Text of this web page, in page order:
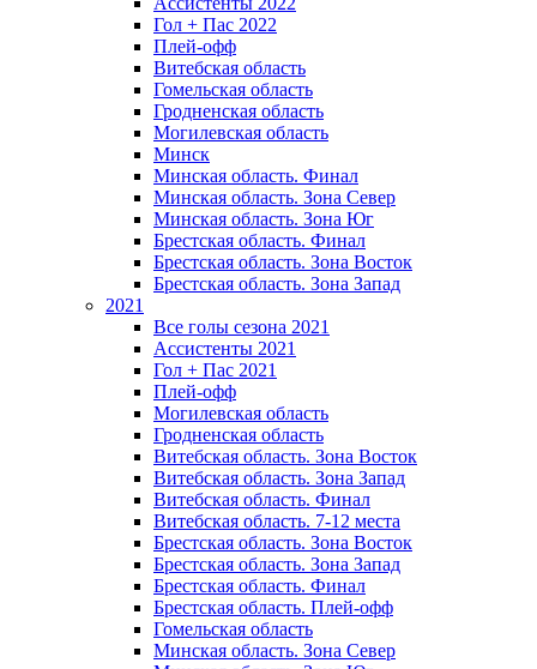
Гол + Пас 2022
Плей-офф
Витебская область
Гомельская область
Гродненская область
Могилевская область
Минск
Mинская область. Финал
Минская область. Зона Север
Минская область. Зона Юг
Брестская область. Финал
Брестская область. Зона Восток
Брестская область. Зона Запад
2021
Все голы сезона 2021
Ассистенты 2021
Гол + Пас 2021
Плей-офф
Могилевская область
Гродненская область
Витебская область. Зона Восток
Витебская область. Зона Запад
Витебская область. Финал
Витебская область. 7-12 места
Брестская область. Зона Восток
Брестская область. Зона Запад
Брестская область. Финал
Брестская область. Плей-офф
Гомельская область
Минская область. Зона Север